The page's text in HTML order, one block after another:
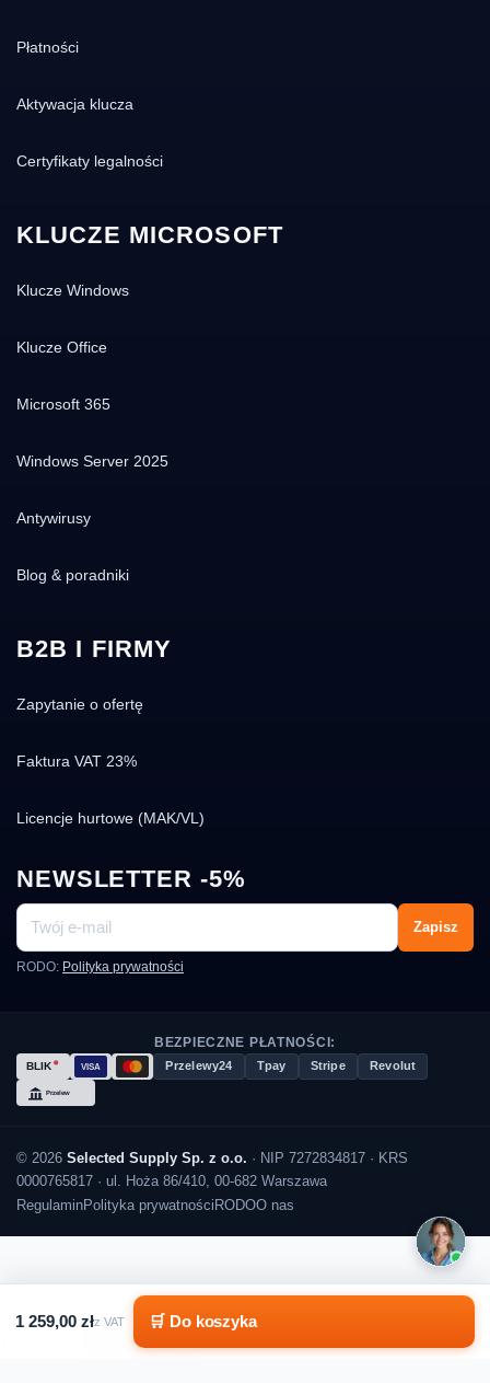
Płatności
Aktywacja klucza
Certyfikaty legalności
KLUCZE MICROSOFT
Klucze Windows
Klucze Office
Microsoft 365
Windows Server 2025
Antywirusy
Blog & poradniki
B2B I FIRMY
Zapytanie o ofertę
Faktura VAT 23%
Licencje hurtowe (MAK/VL)
NEWSLETTER -5%
Zapisz
RODO: Polityka prywatności
BEZPIECZNE PŁATNOŚCI:
Przelewy24 Tpay Stripe Revolut
© 2026 Selected Supply Sp. z o.o. · NIP 7272834817 · KRS
0000765817 · ul. Hoża 86/410, 00-682 Warszawa
RegulaminPolityka prywatności RODOO nas
1 259,00 złz VAT
🛒 Do koszyka
Do koszyka